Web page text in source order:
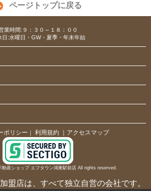
ページトップに戻る
業時間:９：３０～１８：００
日:水曜日・GW・夏季・年末年始
ポリシー ｜ 利用規約 ｜アクセスマップ
産ショップ エフタウン鴻巣駅前店 All rights reserved.
盟店は、すべて独立自営の会社です。